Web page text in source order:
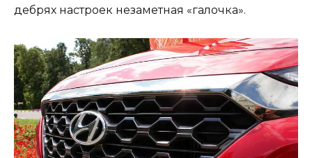
дебрях настроек незаметная «галочка».